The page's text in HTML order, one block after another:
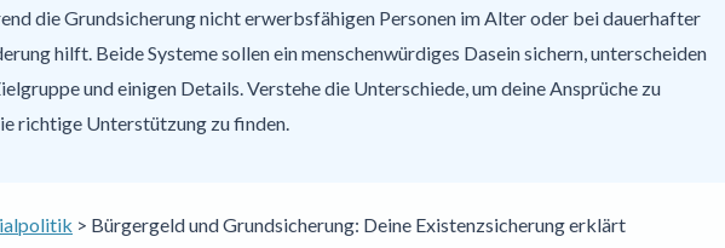
die Grundsicherung nicht erwerbsfähigen Personen im Alter oder bei dauerhafter
hilft. Beide Systeme sollen ein menschenwürdiges Dasein sichern, unterscheiden
und einigen Details. Verstehe die Unterschiede, um deine Ansprüche zu
richtige Unterstützung zu finden.
> Bürgergeld und Grundsicherung: Deine Existenzsicherung erklärt